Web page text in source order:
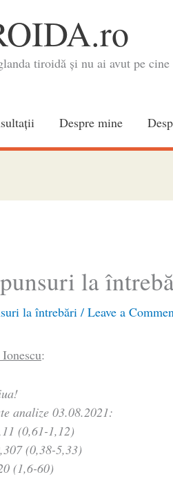
tiroidă și nu ai avut pe cine
Despre mine
la
la întrebări /Leave a
:
analize 03.08.2021:
(0,61-1,12)
(0,38-5,33)
(1,6-60)